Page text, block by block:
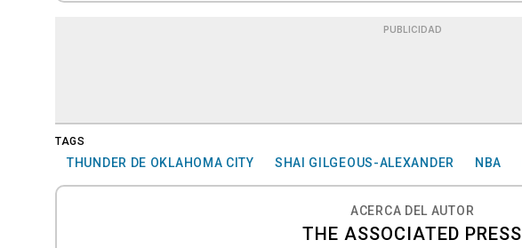
PUBLICIDAD
TAGS
THUNDER DE OKLAHOMA CITY SHAI GILGEOUS-ALEXANDER NBA
ACERCA DEL AUTOR
THE ASSOCIATED PRESS